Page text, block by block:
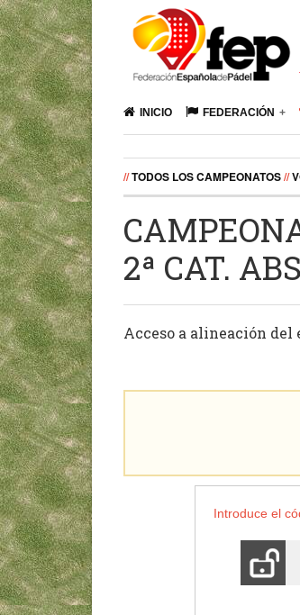
INICIO FEDERACIÓN
//TODOS LOS CAMPEONATOS//
2ª CAT.
Acceso a alineación del
Introduce el